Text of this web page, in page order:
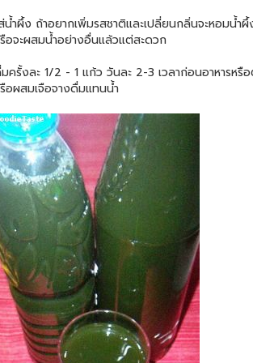
น้ำผึ้ง ถ้าอยากเพิ่มรสชาติและเปลี่ยนกลิ่นจะหอมน้ำผึ้
อจะผสมน้ำอย่างอื่นแล้วแต่สะดวก
ครั้งละ 1/2 - 1 แก้ว วันละ 2-3 เวลาก่อนอาหารหรื
อผสมเจือจางดื่มแทนน้ำ